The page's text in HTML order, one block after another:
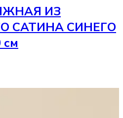
ИЗ
САТИНА СИНЕГО